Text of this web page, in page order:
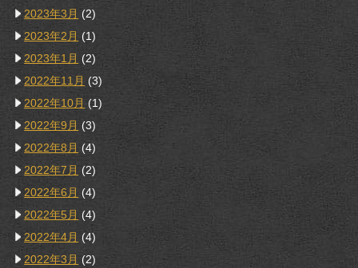
2023年3月 (2)
2023年2月 (1)
2023年1月 (2)
2022年11月 (3)
2022年10月 (1)
2022年9月 (3)
2022年8月 (4)
2022年7月 (2)
2022年6月 (4)
2022年5月 (4)
2022年4月 (4)
2022年3月 (2)